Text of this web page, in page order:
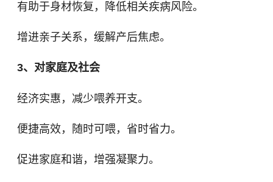
有助于身材恢复，降低相关疾病风险。
增进亲子关系，缓解产后焦虑。
3、对家庭及社会
经济实惠，减少喂养开支。
便捷高效，随时可喂，省时省力。
促进家庭和谐，增强凝聚力。